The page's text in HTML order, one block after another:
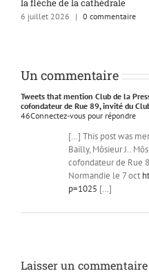
la flèche de la cathédrale
6 juillet 2026 | 0 commentaire
Un commentaire
Tweets that mention Club de la
cofondateur de Rue 89, invité du
46Connectez-vous pour répondre
[…] This post was
Bailly, Môsieur J..
cofondateur de Rue
Normandie le 7 oct
p=1025 […]
Laisser un commentaire